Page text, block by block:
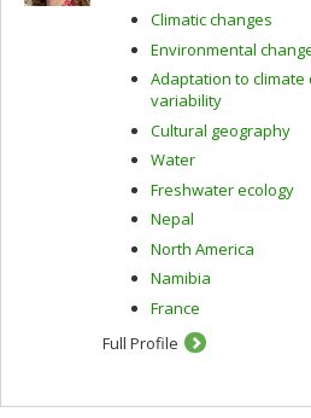
Climatic changes
Environmental
Adaptation to climate
variability
Cultural geography
Water
Freshwater ecology
Nepal
North America
Namibia
France
Full Profile